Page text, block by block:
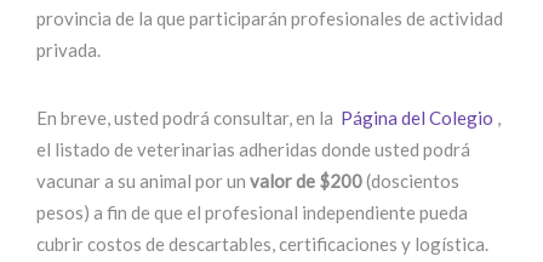
provincia de la que participarán profesionales de actividad
privada.
En breve, usted podrá consultar, en la Página del Colegio ,
el listado de veterinarias adheridas donde usted podrá
vacunar a su animal por un valor de $200(doscientos
pesos) a fin de que el profesional independiente pueda
cubrir costos de descartables, certificaciones y logística.